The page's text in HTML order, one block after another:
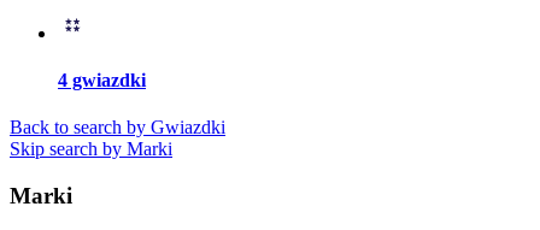
4 gwiazdki
Back to search by Gwiazdki
Skip search by Marki
Marki